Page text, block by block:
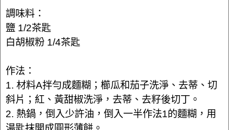
調味料：
鹽 1/2茶匙
白胡椒粉 1/4茶匙
作法：
1. 材料A拌勻成麵糊；櫛瓜和茄子洗淨、去蒂、切
斜片；紅、黃甜椒洗淨，去蒂、去籽後切丁。
2. 熱鍋，倒入少許油，倒入一半作法1的麵糊，用